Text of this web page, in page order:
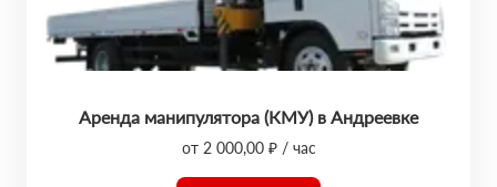
Аренда манипулятора (КМУ) в Андреевке
от 2 000,00 ₽ / час